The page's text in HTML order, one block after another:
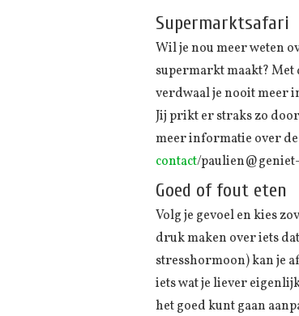
Supermarktsafari
Wil je nou meer weten
supermarkt maakt?
verdwaal je nooit meer
Jij prikt er straks zo
meer informatie over de
contact/
Goed of fout eten
Volg je gevoel en kies
druk maken over iets
stresshormoon) kan je
iets wat je liever
het goed kunt gaan